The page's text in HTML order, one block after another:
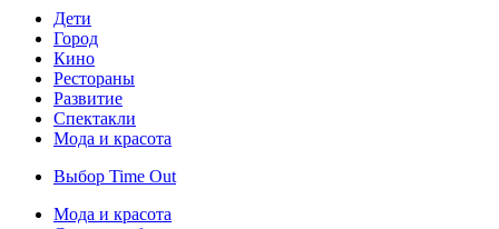
Дети
Город
Кино
Рестораны
Развитие
Спектакли
Мода и красота
Выбор Time Out
Мода и красота